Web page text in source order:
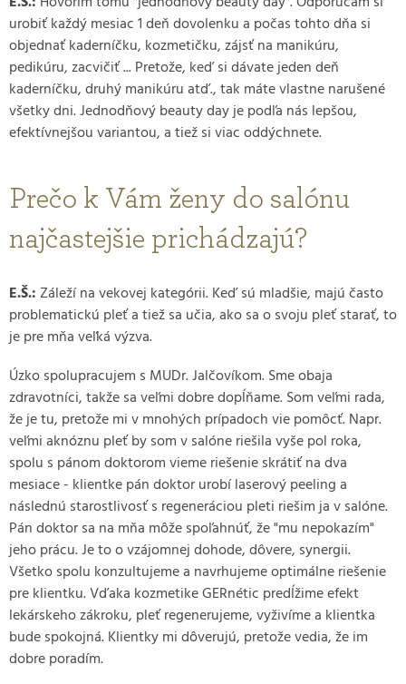
urobiť každý mesiac 1 deň dovolenku a počas tohto dňa si
objednať kaderníčku, kozmetičku, zájsť na manikúru,
pedikúru, zacvičiť ... Pretože, keď si dávate jeden deň
kaderníčku, druhý manikúru atď., tak máte vlastne narušené
všetky dni. Jednodňový beauty day je podľa nás lepšou,
efektívnejšou variantou, a tiež si viac oddýchnete.
Prečo k Vám ženy do salónu
najčastejšie prichádzajú?
E.Š.:Záleží na vekovej kategórii. Keď sú mladšie, majú často
problematickú pleť a tiež sa učia, ako sa o svoju pleť starať, to
je pre mňa veľká výzva.
Úzko spolupracujem s MUDr. Jalčovíkom. Sme obaja
zdravotníci, takže sa veľmi dobre dopĺňame. Som veľmi rada,
že je tu, pretože mi v mnohých prípadoch vie pomôcť. Napr.
veľmi aknóznu pleť by som v salóne riešila vyše pol roka,
spolu s pánom doktorom vieme riešenie skrátiť na dva
mesiace - klientke pán doktor urobí laserový peeling a
následnú starostlivosť s regeneráciou pleti riešim ja v salóne.
Pán doktor sa na mňa môže spoľahnúť, že "mu nepokazím"
jeho prácu. Je to o vzájomnej dohode, dôvere, synergii.
Všetko spolu konzultujeme a navrhujeme optimálne riešenie
pre klientku. Vďaka kozmetike GERnétic predĺžime efekt
lekárskeho zákroku, pleť regenerujeme, vyživíme a klientka
bude spokojná. Klientky mi dôverujú, pretože vedia, že im
dobre poradím.